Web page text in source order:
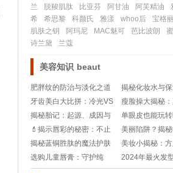
兰
脱羧肌肽 比亚芬 阿甘油 阿芙精油
希
希思黎 科颜氏 雅漾 whoo后 宝格
肌肤之钥
阿玛尼 MAC魅可 芭比波朗
诗兰黛
兰蔻
美容知识 beaut
肥胖纹的防治与淡化之道
揭秘化妆水与
真的分清了吗？
牙齿美白大比拼：冷光VS
漂白，哪款让你笑得更灿
烂？✨!
瘦脸操大揭秘
你塑造V脸吗？
揭秘胎记：起源、成因与
神秘遗产
单眼皮也能玩
秘眼妆魔法——
教程!
💄揭示唇彩的秘密：不止
是颜色，它是魅力的魔法
棒!
美丽陷阱？揭
线背后的真相
揭秘蓝铜胜肽的魔法护肤
秘密，肌肤焕发新生力量!
美妆小揭秘：
克，到底能撑
选购儿童唇膏：守护纯
真，关注成分
2024年最火发
龄的艺术